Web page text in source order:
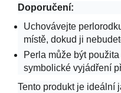
Doporučení:
Uchovávejte
místě, dokud ji
Perla může být
symbolické vyjádření
Tento produkt je ideální